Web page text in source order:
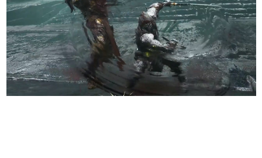
日本モバイルゲーム産業史
日本のモバイルゲーム史における主要なトピック・タイト
ルを網羅するほか、開発者へのインタビューや識者による
解説を掲載。約20年の歴史が一望できる決定版！
若ゲのいたり〜ゲームクリエイターの青春〜
『うつヌケ』『ペンと箸』等で知られるマンガ家・田中圭
一先生によるゲーム業界レポートマンガです。